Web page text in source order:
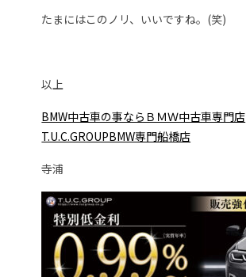
たまにはこのノリ、いいですね。(笑)
以上
BMW中古車の事ならＢＭＷ中古車専門店
T.U.C.GROUPBMW専門船橋店
寺浦